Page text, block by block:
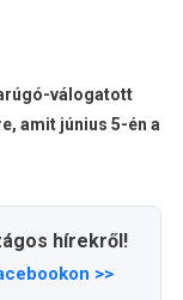
válogatott
amit június 5-én a
hírekről!
>>